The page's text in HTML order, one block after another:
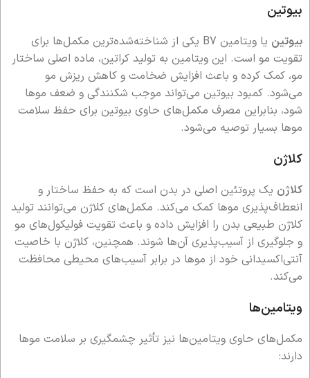
بیوتین
بیوتین
یا ویتامین B7 یکی از شناخته‌شده‌ترین مکمل‌ها برای
تقویت مو است. این ویتامین به تولید کراتین، ماده اصلی ساختار
مو، کمک کرده و باعث افزایش ضخامت و کاهش ریزش مو
می‌شود. کمبود بیوتین می‌تواند موجب شکنندگی و ضعف موها
شود، بنابراین مصرف مکمل‌های حاوی بیوتین برای حفظ سلامت
موها بسیار توصیه می‌شود.
کلاژن
کلاژن یک پروتئین اصلی در بدن است که به حفظ ساختار و
انعطاف‌پذیری موها کمک می‌کند. مکمل‌های کلاژن می‌توانند تولید
کلاژن طبیعی بدن را افزایش داده و باعث تقویت فولیکول‌های مو
و جلوگیری از آسیب‌پذیری آن‌ها شوند. همچنین، کلاژن با خاصیت
آنتی‌اکسیدانی خود از موها در برابر آسیب‌های محیطی محافظت
می‌کند.
ویتامین‌ها
مکمل‌های حاوی ویتامین‌ها نیز تأثیر چشمگیری بر سلامت موها
دارند: